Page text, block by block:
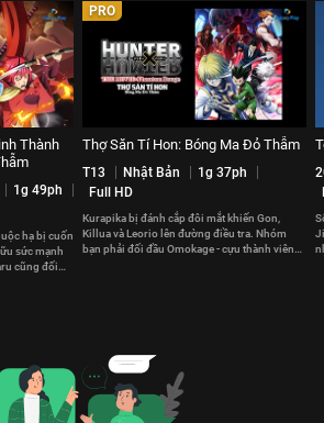
Thành
1g 49ph
hạ bị cuốn
sức mạnh
cũng đối
PRO
Thợ Săn Tí Hon: Bóng Ma Đỏ Thẫm
T13 Nhật Bản
1g 37ph
Full HD
Kurapika bị đánh cắp đôi mắt khiến Gon,
Killua và Leorio lên đường điều tra. Nhóm
bạn phải đối đầu Omokage - cựu thành viên